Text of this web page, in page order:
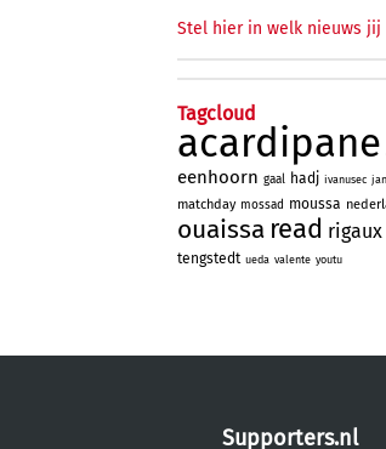
Stel hier in welk nieuws
Tagcloud
acardipane
eenhoorn gaal hadj ivanusec
matchday mossad moussa
ouaissa read rigaux
tengstedt ueda valente youtu
Supporters.nl